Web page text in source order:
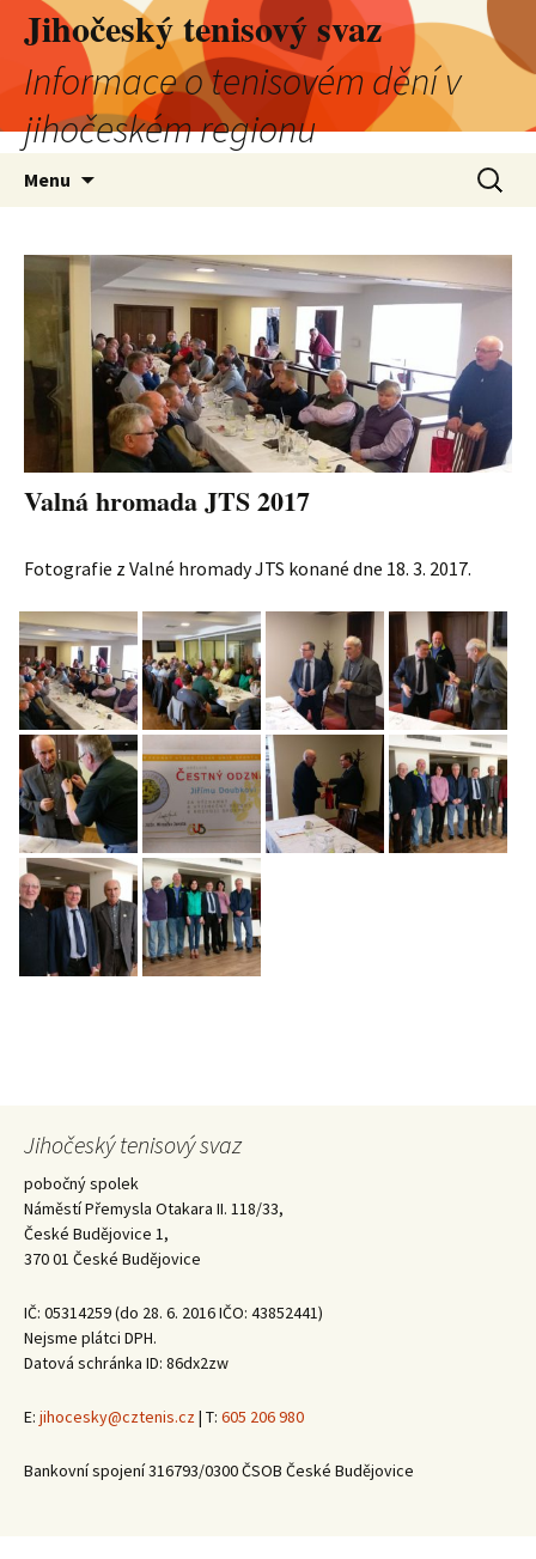
Jihočeský tenisový svaz
Informace o tenisovém dění v
jihočeském regionu
Menu
webu
Valná hromada JTS 2017
Fotografie z Valné hromady JTS konané dne 18. 3. 2017.
Jihočeský tenisový svaz
pobočný spolek
Náměstí Přemysla Otakara II. 118/33,
České Budějovice 1,
370 01 České Budějovice
IČ: 05314259 (do 28. 6. 2016 IČO: 43852441)
Nejsme plátci DPH.
Datová schránka ID: 86dx2zw
E: jihocesky@cztenis.cz| T: 605 206 980
Bankovní spojení 316793/0300 ČSOB České Budějovice